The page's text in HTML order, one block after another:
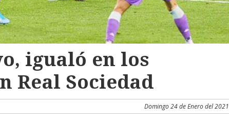
igualó en los
Real Sociedad
Domingo 24 de Enero del 2021